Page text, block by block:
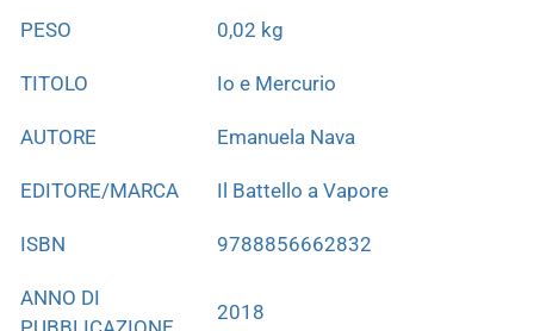
PESO 0,02 kg
TITOLO Io e Mercurio
AUTORE Emanuela Nava
EDITORE/MARCA Il Battello a Vapore
ISBN 9788856662832
ANNO DI
2018